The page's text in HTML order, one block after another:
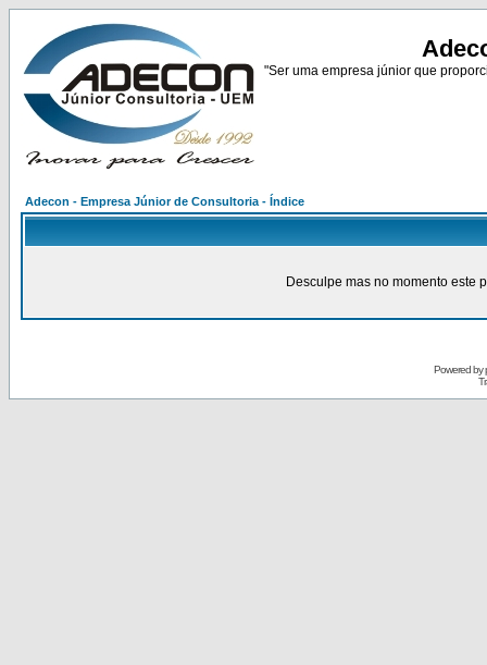
"Ser uma empresa júnior que
Adecon - Empresa Júnior de Consultoria - Índice
Desculpe mas no momento este
Powered by